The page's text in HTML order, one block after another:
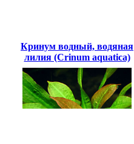
Кринум водный, водяная
лилия (Crinum aquatica)